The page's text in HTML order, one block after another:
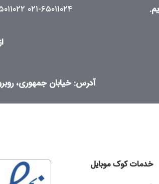
۰۲۱- ۰۲۱-۶۵۰۱۱۰۲۴
آدرس: خیابان جمهوری،
خدمات کوک موبایل